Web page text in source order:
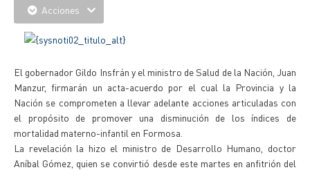
Acciones
El gobernador Gildo Insfrán y el ministro de Salud de la Nación, Juan
Manzur, firmarán un acta-acuerdo por el cual la Provincia y la
Nación se comprometen a llevar adelante acciones articuladas con
el propósito de promover una disminución de los índices de
mortalidad materno-infantil en Formosa.
La revelación la hizo el ministro de Desarrollo Humano, doctor
Aníbal Gómez, quien se convirtió desde este martes en anfitrión del